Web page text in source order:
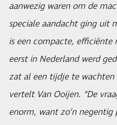
aanwezig waren om de
speciale aandacht ging uit
is een compacte, efficiënte
eerst in Nederland werd
zat al een tijdje te wachten
vertelt Van Ooijen. “De
enorm, want zo’n negentig